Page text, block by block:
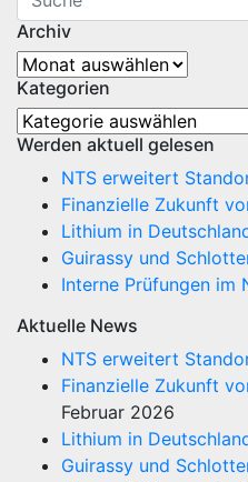
Archiv
Archiv
Kategorien
Kategorien
Werden aktuell gelesen
NTS erweitert
Finanzielle Zukunft
Lithium in
Guirassy und
Interne Prüfungen im
Aktuelle News
NTS erweitert
Finanzielle Zukunft
Februar 2026
Lithium in
Guirassy und